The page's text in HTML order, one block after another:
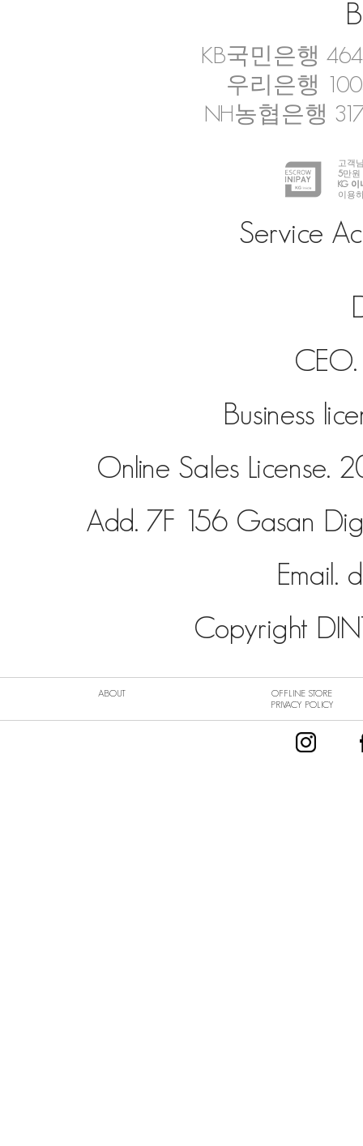
ABOUT
OFFLINE STORE
PRIVACY POLICY
KB국민은행
우리은행
NH농협은행
고객
5만원
KG 이
이용
Service
Business
Online Sales License.
Add. 7F 156 Gasan
Email.
Copyright